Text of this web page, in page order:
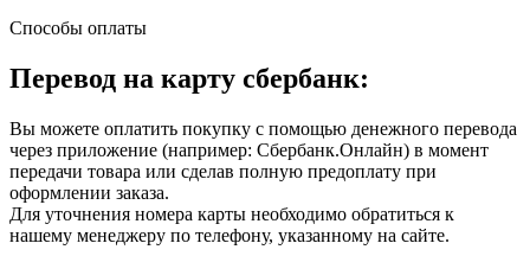
Способы оплаты
Перевод на карту сбербанк:
Вы можете оплатить покупку с помощью денежного перевода
через приложение (например: Сбербанк.Онлайн) в момент
передачи товара или сделав полную предоплату при
оформлении заказа.
Для уточнения номера карты необходимо обратиться к
нашему менеджеру по телефону, указанному на сайте.